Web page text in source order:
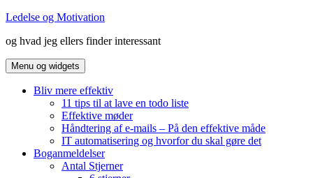
Hop
indhold
Ledelse og Motivation
og hvad jeg ellers finder interessant
Menu og widgets
Bliv mere effektiv
11 tips til at lave en todo liste
Effektive møder
Håndtering af e-mails – På den effektive måde
IT automatisering og hvorfor du skal gøre det
Boganmeldelser
Antal Stjerner